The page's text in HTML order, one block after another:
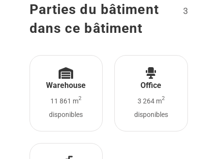
Parties du bâtiment
dans ce bâtiment
3
Warehouse
11 861 m2
disponibles
Office
3 264 m2
disponibles